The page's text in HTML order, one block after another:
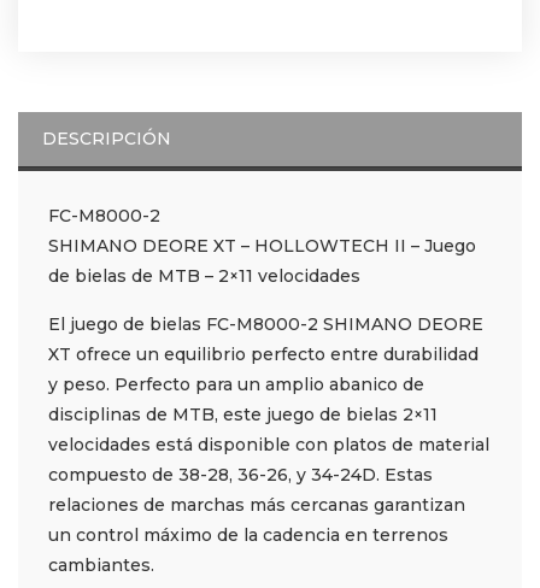
DESCRIPCIÓN
FC-M8000-2
SHIMANO DEORE XT – HOLLOWTECH II – Juego
de bielas de MTB – 2×11 velocidades
El juego de bielas FC-M8000-2 SHIMANO DEORE
XT ofrece un equilibrio perfecto entre durabilidad
y peso. Perfecto para un amplio abanico de
disciplinas de MTB, este juego de bielas 2×11
velocidades está disponible con platos de material
compuesto de 38-28, 36-26, y 34-24D. Estas
relaciones de marchas más cercanas garantizan
un control máximo de la cadencia en terrenos
cambiantes.